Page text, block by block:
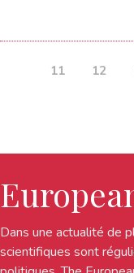
11 12
Dans une actualité de
scientifiques sont